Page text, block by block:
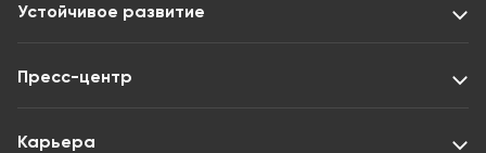
Устойчивое развитие
Пресс-центр
Карьера